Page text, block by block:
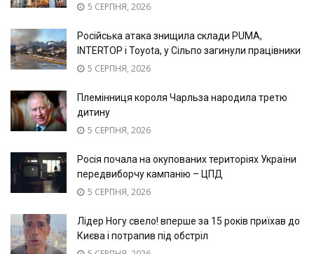
5 СЕРПНЯ, 2026
Російська атака знищила склади PUMA,
INTERTOP і Toyota, у Сільпо загинули працівники
5 СЕРПНЯ, 2026
Племінниця короля Чарльза народила третю
дитину
5 СЕРПНЯ, 2026
Росія почала на окупованих територіях України
передвиборчу кампанію – ЦПД
5 СЕРПНЯ, 2026
Лідер Ногу свело! вперше за 15 років приїхав до
Києва і потрапив під обстріл